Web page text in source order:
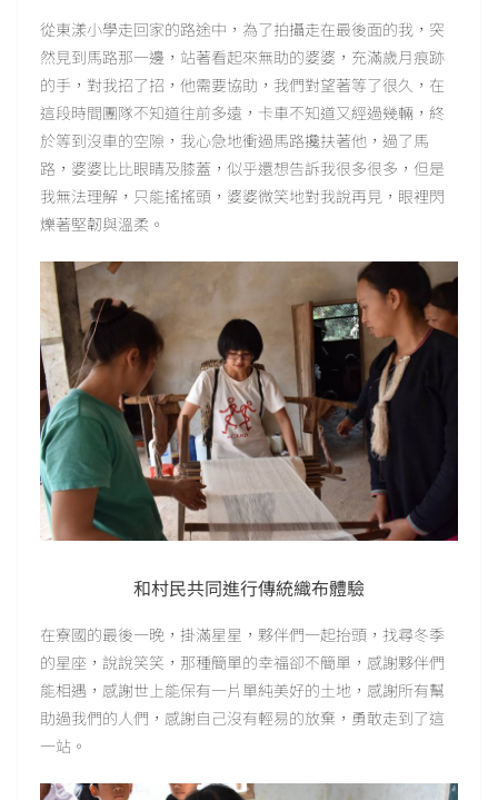
從東漾小學走回家的路途中，為了拍攝走在最後面的我，突
然見到馬路那一邊，站著看起來無助的婆婆，充滿歲月痕跡
的手，對我招了招，他需要協助，我們對望著等了很久，在
這段時間團隊不知道往前多遠，卡車不知道又經過幾輛，終
於等到沒車的空隙，我心急地衝過馬路攙扶著他，過了馬
路，婆婆比比眼睛及膝蓋，似乎還想告訴我很多很多，但是
我無法理解，只能搖搖頭，婆婆微笑地對我說再見，眼裡閃
爍著堅韌與溫柔。
和村民共同進行傳統織布體驗
在寮國的最後一晚，掛滿星星，夥伴們一起抬頭，找尋冬季
的星座，說說笑笑，那種簡單的幸福卻不簡單，感謝夥伴們
能相遇，感謝世上能保有一片單純美好的土地，感謝所有幫
助過我們的人們，感謝自己沒有輕易的放棄，勇敢走到了這
一站。